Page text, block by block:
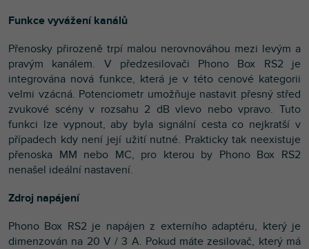
Funkce vyvážení kanálů
Přenosky přirozeně trpí malou nerovnováhou mezi levým a
pravým kanálem. V předzesilovači Phono Box RS2 je
integrována nová funkce, která je v této cenové kategorii
velmi vzácná. Potenciometr umožňuje nastavit přesný střed
zvukové scény v rozsahu 2 dB vlevo nebo vpravo. Tuto
funkci lze vypnout, aby byla signální cesta co nejkratší v
případech kdy není její užití nutné. Prakticky tak neexistuje
přenoska MM nebo MC, pro kterou by Phono Box RS2
nenašel ideální nastavení.
Zdroj napájení
Phono Box RS2 je napájen z externího adaptéru, který je
dimenzován na 20 V / 3 A. Pokud máte zesilovač, který má